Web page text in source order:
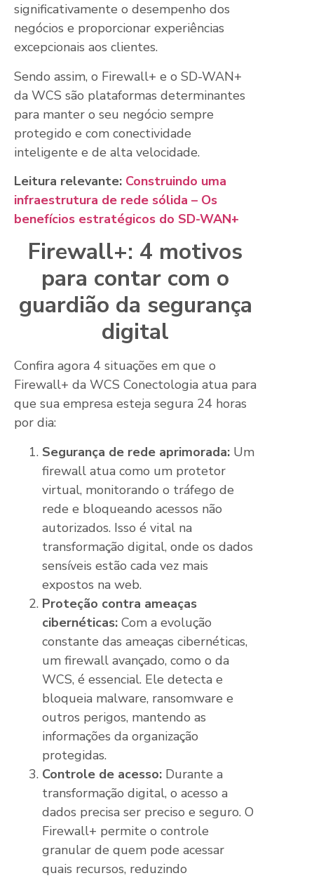
significativamente o desempenho dos
negócios e proporcionar experiências
excepcionais aos clientes.
Sendo assim, o Firewall+ e o SD-WAN+
da WCS são plataformas determinantes
para manter o seu negócio sempre
protegido e com conectividade
inteligente e de alta velocidade.
Leitura relevante: Construindo uma
infraestrutura de rede sólida – Os
benefícios estratégicos do SD-WAN+
Firewall+: 4 motivos
para contar com o
guardião da segurança
digital
Confira agora 4 situações em que o
Firewall+ da WCS Conectologia atua para
que sua empresa esteja segura 24 horas
por dia:
Segurança de rede aprimorada: Um
firewall atua como um protetor
virtual, monitorando o tráfego de
rede e bloqueando acessos não
autorizados. Isso é vital na
transformação digital, onde os dados
sensíveis estão cada vez mais
expostos na web.
Proteção contra ameaças
cibernéticas: Com a evolução
constante das ameaças cibernéticas,
um firewall avançado, como o da
WCS, é essencial. Ele detecta e
bloqueia malware, ransomware e
outros perigos, mantendo as
informações da organização
protegidas.
Controle de acesso: Durante a
transformação digital, o acesso a
dados precisa ser preciso e seguro. O
Firewall+ permite o controle
granular de quem pode acessar
quais recursos, reduzindo